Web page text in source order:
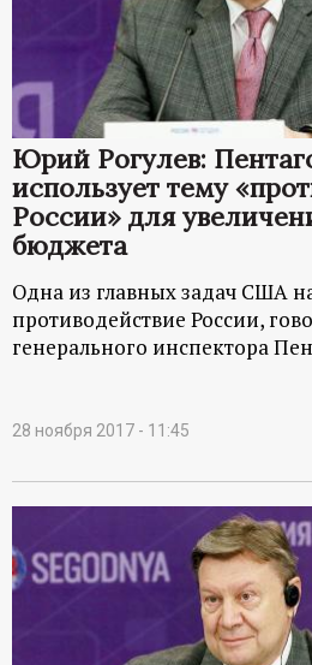
Юрий Рогулев:
использует тему
России» для
бюджета
Одна из главных задач США
противодействие России,
генерального инспектора
28 ноября 2017 - 11:45